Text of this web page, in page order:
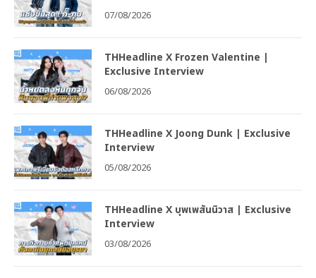
07/08/2026
THHeadline X Frozen Valentine |
Exclusive Interview
06/08/2026
THHeadline X Joong Dunk | Exclusive
Interview
05/08/2026
THHeadline X บุพเพสันนิวาส | Exclusive
Interview
03/08/2026